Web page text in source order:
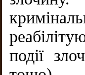
події